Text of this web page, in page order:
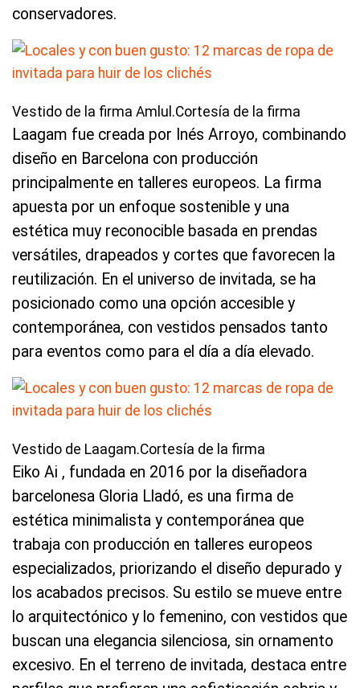
conservadores.
Vestido de la firma Amlul.Cortesía de la firma
Laagam fue creada por Inés Arroyo, combinando
diseño en Barcelona con producción
principalmente en talleres europeos. La firma
apuesta por un enfoque sostenible y una
estética muy reconocible basada en prendas
versátiles, drapeados y cortes que favorecen la
reutilización. En el universo de invitada, se ha
posicionado como una opción accesible y
contemporánea, con vestidos pensados tanto
para eventos como para el día a día elevado.
Vestido de Laagam.Cortesía de la firma
Eiko Ai , fundada en 2016 por la diseñadora
barcelonesa Gloria Lladó, es una firma de
estética minimalista y contemporánea que
trabaja con producción en talleres europeos
especializados, priorizando el diseño depurado y
los acabados precisos. Su estilo se mueve entre
lo arquitectónico y lo femenino, con vestidos que
buscan una elegancia silenciosa, sin ornamento
excesivo. En el terreno de invitada, destaca entre